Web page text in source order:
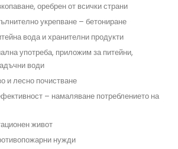
оребрен от всички страни
укрепване – бетониране
вода и хранителни продукти
употреба, приложим за питейни,
води
и лесно почистване
– намаляване потреблението на
живот
нужди